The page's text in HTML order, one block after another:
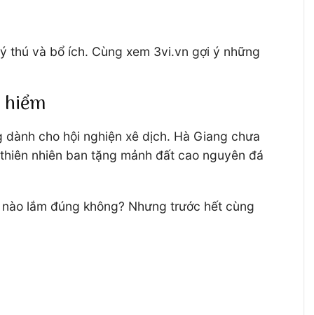
thú và bổ ích. Cùng xem 3vi.vn gợi ý những
cho hội nghiện xê dịch. Hà Giang chưa
nhiên ban tặng mảnh đất cao nguyên đá
lắm đúng không? Nhưng trước hết cùng